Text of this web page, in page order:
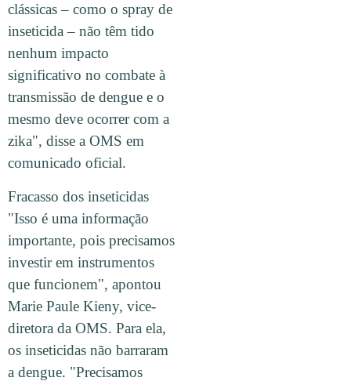
clássicas – como o spray de
inseticida – não têm tido
nenhum impacto
significativo no combate à
transmissão de dengue e o
mesmo deve ocorrer com a
zika", disse a OMS em
comunicado oficial.
Fracasso dos inseticidas
"Isso é uma informação
importante, pois precisamos
investir em instrumentos
que funcionem", apontou
Marie Paule Kieny, vice-
diretora da OMS. Para ela,
os inseticidas não barraram
a dengue. "Precisamos